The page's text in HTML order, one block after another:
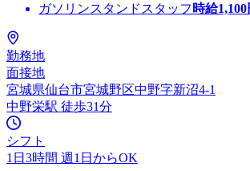
ガソリンスタンドスタッフ 時給1,100
勤務地
面接地
宮城県仙台市宮城野区中野字新沼4-1
中野栄駅 徒歩31分
シフト
1日3時間 週1日からOK